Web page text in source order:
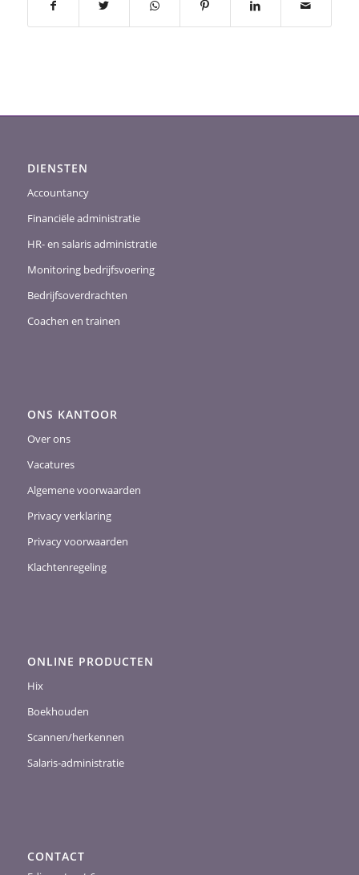
DIENSTEN
Accountancy
Financiële administratie
HR- en salaris administratie
Monitoring bedrijfsvoering
Bedrijfsoverdrachten
Coachen en trainen
ONS KANTOOR
Over ons
Vacatures
Algemene voorwaarden
Privacy verklaring
Privacy voorwaarden
Klachtenregeling
ONLINE PRODUCTEN
Hix
Boekhouden
Scannen/herkennen
Salaris-administratie
CONTACT